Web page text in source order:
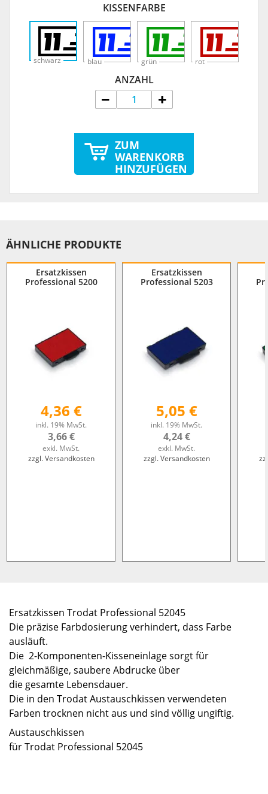
KISSENFARBE
schwarz blau grün rot
ANZAHL
ZUM
WARENKORB
HINZUFÜGEN
ÄHNLICHE PRODUKTE
Ersatzkissen
Professional 5200
4,36 €
inkl. 19% MwSt.
3,66 €
exkl. MwSt.
zzgl. Versandkosten
Ersatzkissen
Professional 5203
5,05 €
inkl. 19% MwSt.
4,24 €
exkl. MwSt.
zzgl. Versandkosten
Ersatzkissen Trodat Professional 52045
Die präzise Farbdosierung verhindert, dass Farbe
ausläuft.
Die 2-Komponenten-Kisseneinlage sorgt für
gleichmäßige, saubere Abdrucke über
die gesamte Lebensdauer.
Die in den Trodat Austauschkissen verwendeten
Farben trocknen nicht aus und sind völlig ungiftig.
Austauschkissen
für Trodat Professional 52045